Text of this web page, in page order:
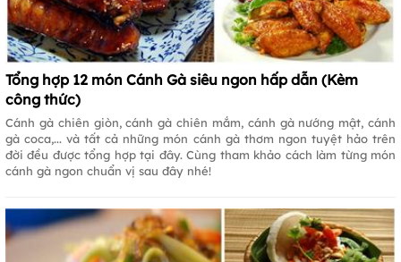
Tổng hợp 12 món Cánh Gà siêu ngon hấp dẫn (Kèm
công thức)
Cánh gà chiên giòn, cánh gà chiên mắm, cánh gà nướng mật, cánh
gà coca,... và tất cả những món cánh gà thơm ngon tuyệt hảo trên
đời đều được tổng hợp tại đây. Cùng tham khảo cách làm từng món
cánh gà ngon chuẩn vị sau đây nhé!